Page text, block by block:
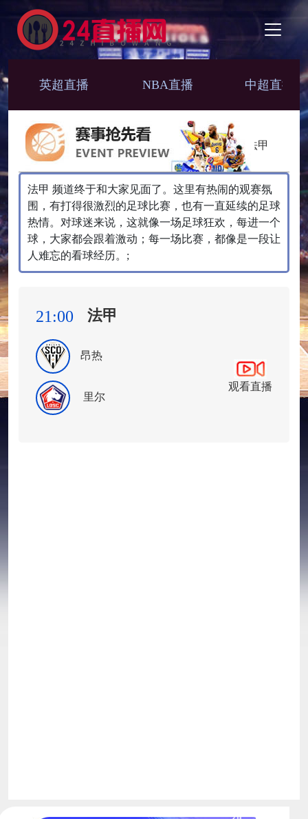
英超直播 NBA直播 中超直播
法甲
法甲 频道终于和大家见面了。这里有热闹的观赛氛
围，有打得很激烈的足球比赛，也有一直延续的足球
热情。对球迷来说，这就像一场足球狂欢，每进一个
球，大家都会跟着激动；每一场比赛，都像是一段让
人难忘的看球经历。;
21:00 法甲
昂热
里尔
观看直播